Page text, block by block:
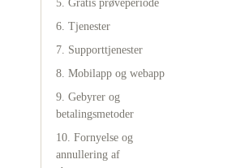
5. Gratis prøveperiode
6. Tjenester
7. Supporttjenester
8. Mobilapp og webapp
9. Gebyrer og
betalingsmetoder
10. Fornyelse og
annullering af